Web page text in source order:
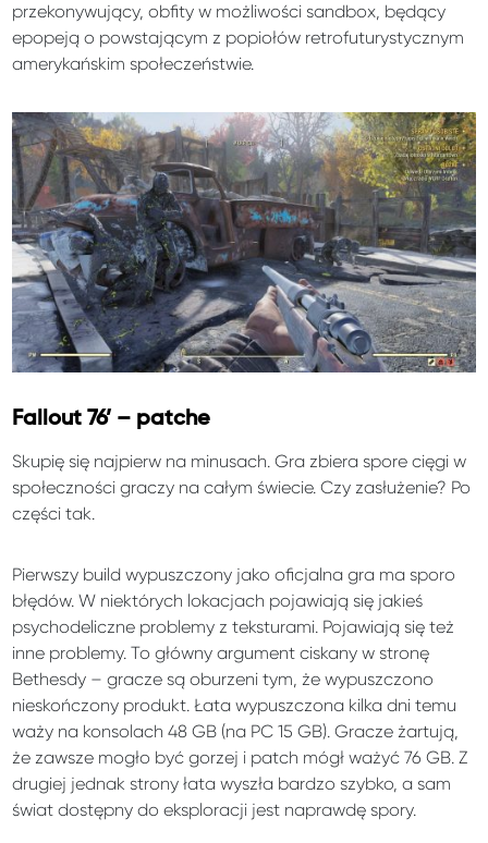
przekonywujący, obfity w możliwości sandbox, będący
epopeją o powstającym z popiołów retrofuturystycznym
amerykańskim społeczeństwie.
Fallout 76’ – patche
Skupię się najpierw na minusach. Gra zbiera spore cięgi w
społeczności graczy na całym świecie. Czy zasłużenie? Po
części tak.
Pierwszy build wypuszczony jako oficjalna gra ma sporo
błędów. W niektórych lokacjach pojawiają się jakieś
psychodeliczne problemy z teksturami. Pojawiają się też
inne problemy. To główny argument ciskany w stronę
Bethesdy – gracze są oburzeni tym, że wypuszczono
nieskończony produkt. Łata wypuszczona kilka dni temu
waży na konsolach 48 GB (na PC 15 GB). Gracze żartują,
że zawsze mogło być gorzej i patch mógł ważyć 76 GB. Z
drugiej jednak strony łata wyszła bardzo szybko, a sam
świat dostępny do eksploracji jest naprawdę spory.